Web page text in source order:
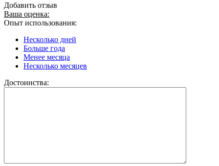
Добавить отзыв
Ваша оценка:
Опыт использования:
Несколько дней
Больше года
Менее месяца
Несколько месяцев
Достоинства: